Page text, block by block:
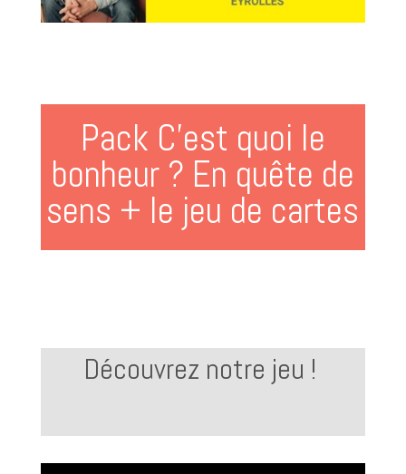
Pack C’est quoi le
bonheur ? En quête de
sens + le jeu de cartes
Découvrez notre jeu !